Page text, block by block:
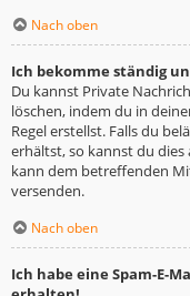
Nach oben
Ich bekomme ständig
Du kannst Private
löschen, indem du in
Regel erstellst. Falls du
erhältst, so kannst du
kann dem betreffenden
versenden.
Nach oben
Ich habe eine Spam-E-